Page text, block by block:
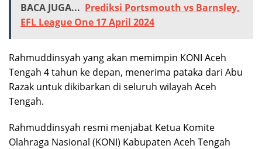
BACA JUGA... Prediksi Portsmouth vs Barnsley,
EFL League One 17 April 2024
Rahmuddinsyah yang akan memimpin KONI Aceh
Tengah 4 tahun ke depan, menerima pataka dari Abu
Razak untuk dikibarkan di seluruh wilayah Aceh
Tengah.
Rahmuddinsyah resmi menjabat Ketua Komite
Olahraga Nasional (KONI) Kabupaten Aceh Tengah